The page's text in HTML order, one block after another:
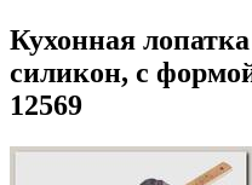
Кухонная
силикон, с
12569